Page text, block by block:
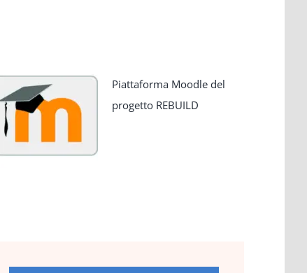
Piattaforma Moodle del
progetto REBUILD